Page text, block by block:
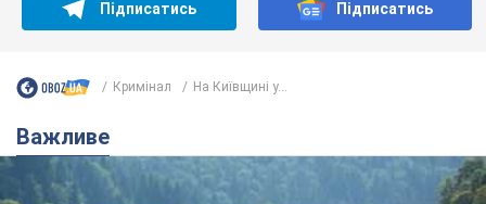
Підписатись Підписатись
Кримінал На Київщині у...
Важливе